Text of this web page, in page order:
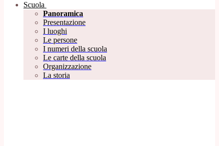
Scuola
Panoramica
Presentazione
I luoghi
Le persone
I numeri della scuola
Le carte della scuola
Organizzazione
La storia